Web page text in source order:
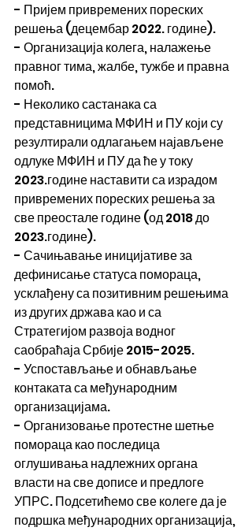
- Пријем привремених пореских
решења (децембар 2022. године).
- Организација колега, налажење
правног тима, жалбе, тужбе и правна
помоћ.
- Неколико састанака са
представницима МФИН и ПУ који су
резултирали одлагањем најављене
одлуке МФИН и ПУ да ће у току
2023.године наставити са израдом
привремених пореских решења за
све преостале године (од 2018 до
2023.године).
- Сачињавање иницијативе за
дефинисање статуса помораца,
усклађену са позитивним решењима
из других држава као и са
Стратегијом развоја водног
саобраћаја Србије 2015-2025.
- Успостављање и обнављање
контаката са међународним
организацијама.
- Организовање протестне шетње
помораца као последица
оглушивања надлежних органа
власти на све дописе и предлоге
УПРС. Подсетићемо све колеге да је
подршка међународних организација,